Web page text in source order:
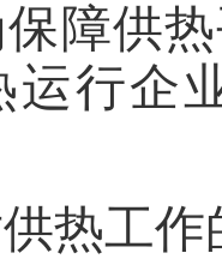
障供
运行企
热工